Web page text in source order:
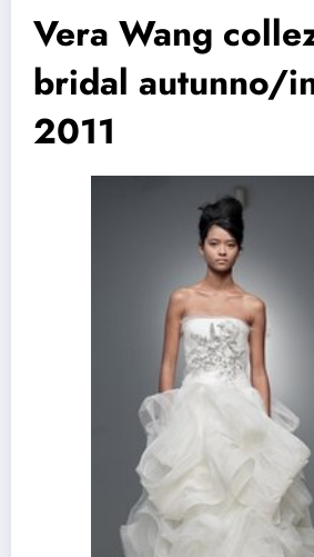
Vera Wang
bridal autunno/
2011